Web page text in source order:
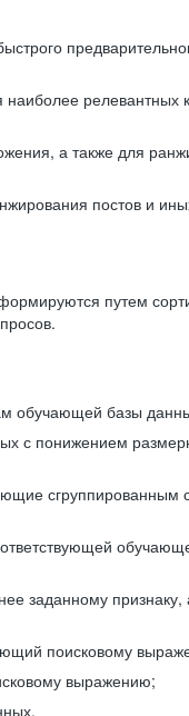
релевантных
а также для
постов и
путем
обучающей базы
с понижением
сгруппированным
заданному признаку,
поисковому
выражению;